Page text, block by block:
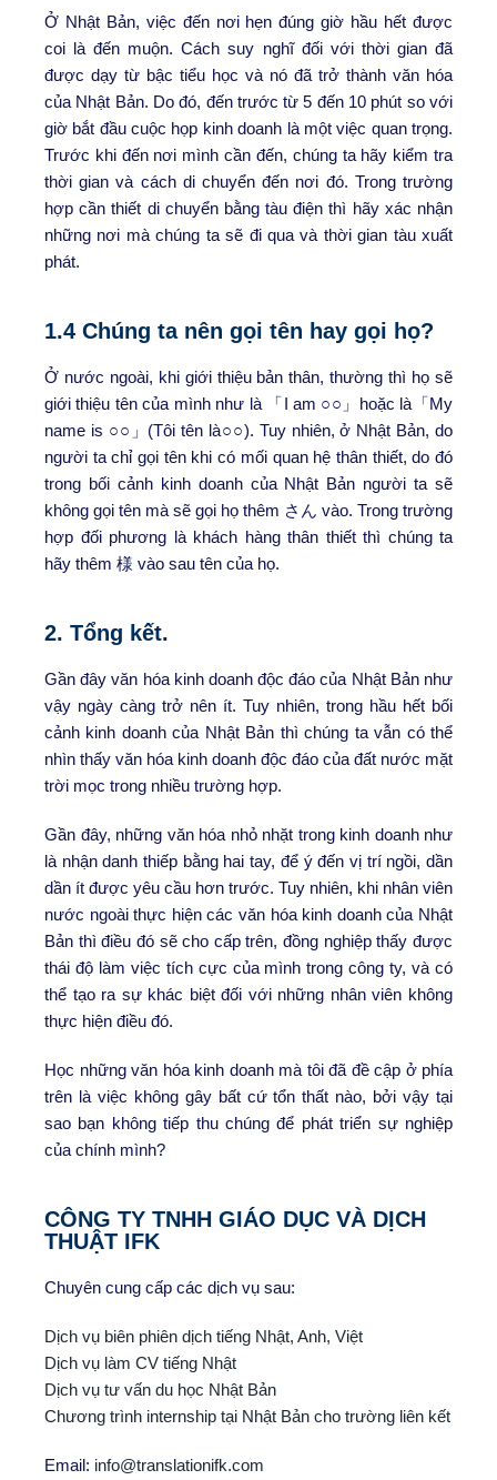
Ở Nhật Bản, việc đến nơi hẹn đúng giờ hầu hết được
coi là đến muộn. Cách suy nghĩ đối với thời gian đã
được dạy từ bậc tiểu học và nó đã trở thành văn hóa
của Nhật Bản. Do đó, đến trước từ 5 đến 10 phút so với
giờ bắt đầu cuộc họp kinh doanh là một việc quan trọng.
Trước khi đến nơi mình cần đến, chúng ta hãy kiểm tra
thời gian và cách di chuyển đến nơi đó. Trong trường
hợp cần thiết di chuyển bằng tàu điện thì hãy xác nhận
những nơi mà chúng ta sẽ đi qua và thời gian tàu xuất
phát.
1.4 Chúng ta nên gọi tên hay gọi họ?
Ở nước ngoài, khi giới thiệu bản thân, thường thì họ sẽ
giới thiệu tên của mình như là 「I am ○○」hoặc là「My
name is ○○」(Tôi tên là○○). Tuy nhiên, ở Nhật Bản, do
người ta chỉ gọi tên khi có mối quan hệ thân thiết, do đó
trong bối cảnh kinh doanh của Nhật Bản người ta sẽ
không gọi tên mà sẽ gọi họ thêm さん vào. Trong trường
hợp đối phương là khách hàng thân thiết thì chúng ta
hãy thêm 様 vào sau tên của họ.
2. Tổng kết.
Gần đây văn hóa kinh doanh độc đáo của Nhật Bản như
vậy ngày càng trở nên ít. Tuy nhiên, trong hầu hết bối
cảnh kinh doanh của Nhật Bản thì chúng ta vẫn có thể
nhìn thấy văn hóa kinh doanh độc đáo của đất nước mặt
trời mọc trong nhiều trường hợp.
Gần đây, những văn hóa nhỏ nhặt trong kinh doanh như
là nhận danh thiếp bằng hai tay, để ý đến vị trí ngồi, dần
dần ít được yêu cầu hơn trước. Tuy nhiên, khi nhân viên
nước ngoài thực hiện các văn hóa kinh doanh của Nhật
Bản thì điều đó sẽ cho cấp trên, đồng nghiệp thấy được
thái độ làm việc tích cực của mình trong công ty, và có
thể tạo ra sự khác biệt đối với những nhân viên không
thực hiện điều đó.
Học những văn hóa kinh doanh mà tôi đã đề cập ở phía
trên là việc không gây bất cứ tổn thất nào, bởi vậy tại
sao bạn không tiếp thu chúng để phát triển sự nghiệp
của chính mình?
CÔNG TY TNHH GIÁO DỤC VÀ DỊCH
THUẬT IFK
Chuyên cung cấp các dịch vụ sau:
Dịch vụ biên phiên dịch tiếng Nhật, Anh, Việt
Dịch vụ làm CV tiếng Nhật
Dịch vụ tư vấn du học Nhật Bản
Chương trình internship tại Nhật Bản cho trường liên kết
Email: info@translationifk.com